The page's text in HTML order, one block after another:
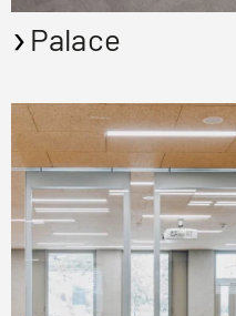
Palace